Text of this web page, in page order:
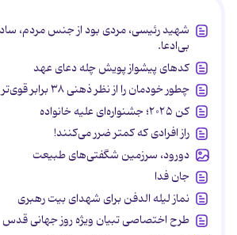
شهید رئیسی، مردی بود از جنس مردم،
بی‌ادعا.
کدهای پیشواز پویش چله دعای عهد
چطور خودمان را از نظر ذهنی ۳۸ برابر قوی‌تر کنیم؟
کن ۲۰۲۵؛ جشنواره‌ای علیه خانواده
راز افرادی که کمتر ضرر می‌کنند!
دورود، سرزمین شگفتی‌های طبیعت
جان فدا
نماز لیله الدفن برای شهدای بیت رهبری
طرح اختصاصی تبیان ویژه روز جهانی قدس